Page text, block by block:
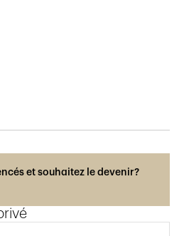
et souhaitez le devenir?